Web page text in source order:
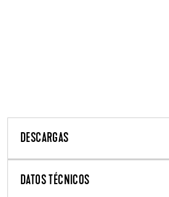
DESCARGAS
DATOS TÉCNICOS